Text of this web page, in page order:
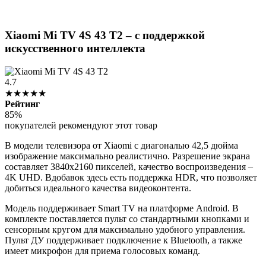
Xiaomi Mi TV 4S 43 T2 – с поддержкой
искусственного интеллекта
4.7
★★★★★
Рейтинг
85%
покупателей рекомендуют этот товар
В модели телевизора от Xiaomi с диагональю 42,5 дюйма
изображение максимально реалистично. Разрешение экрана
составляет 3840x2160 пикселей, качество воспроизведения –
4K UHD. Вдобавок здесь есть поддержка HDR, что позволяет
добиться идеального качества видеоконтента.
Модель поддерживает Smart TV на платформе Android. В
комплекте поставляется пульт со стандартными кнопками и
сенсорным кругом для максимально удобного управления.
Пульт ДУ поддерживает подключение к Bluetooth, а также
имеет микрофон для приема голосовых команд.